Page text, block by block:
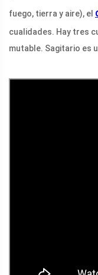
fuego, tierra y aire), el
cualidades. Hay tres
mutable. Sagitario es